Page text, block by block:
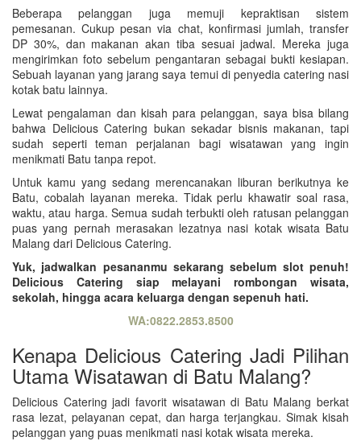
Beberapa pelanggan juga memuji kepraktisan sistem
pemesanan. Cukup pesan via chat, konfirmasi jumlah, transfer
DP 30%, dan makanan akan tiba sesuai jadwal. Mereka juga
mengirimkan foto sebelum pengantaran sebagai bukti kesiapan.
Sebuah layanan yang jarang saya temui di penyedia catering nasi
kotak batu lainnya.
Lewat pengalaman dan kisah para pelanggan, saya bisa bilang
bahwa Delicious Catering bukan sekadar bisnis makanan, tapi
sudah seperti teman perjalanan bagi wisatawan yang ingin
menikmati Batu tanpa repot.
Untuk kamu yang sedang merencanakan liburan berikutnya ke
Batu, cobalah layanan mereka. Tidak perlu khawatir soal rasa,
waktu, atau harga. Semua sudah terbukti oleh ratusan pelanggan
puas yang pernah merasakan lezatnya nasi kotak wisata Batu
Malang dari Delicious Catering.
Yuk, jadwalkan pesananmu sekarang sebelum slot penuh!
Delicious Catering siap melayani rombongan wisata,
sekolah, hingga acara keluarga dengan sepenuh hati.
WA:0822.2853.8500
Kenapa Delicious Catering Jadi Pilihan
Utama Wisatawan di Batu Malang?
Delicious Catering jadi favorit wisatawan di Batu Malang berkat
rasa lezat, pelayanan cepat, dan harga terjangkau. Simak kisah
pelanggan yang puas menikmati nasi kotak wisata mereka.